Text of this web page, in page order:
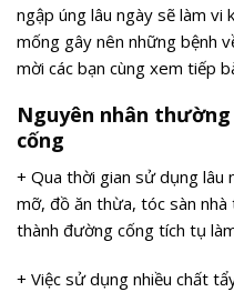
ngập úng lâu ngày sẽ làm vi
mống gây nên những bệnh
mời các bạn cùng xem tiếp
Nguyên nhân
cống
+ Qua thời gian sử dụng lâu
mỡ, đồ ăn thừa, tóc sàn
thành đường cống tích tụ
+ Việc sử dụng nhiều chất